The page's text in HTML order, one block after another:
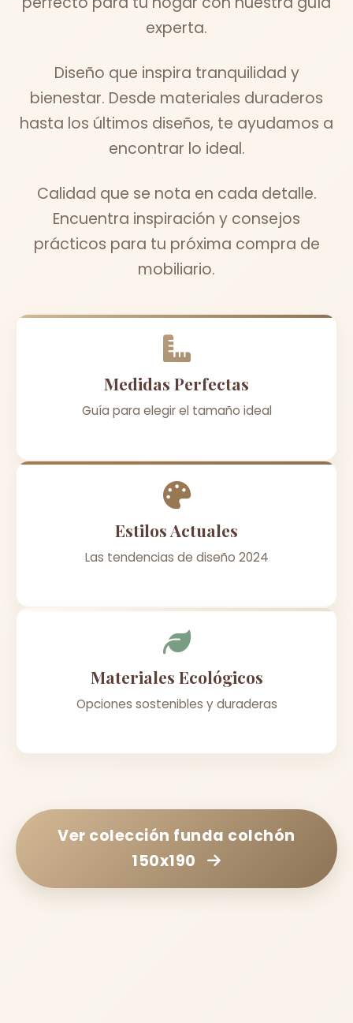
experta.
Diseño que inspira tranquilidad y
bienestar. Desde materiales duraderos
hasta los últimos diseños, te ayudamos a
encontrar lo ideal.
Calidad que se nota en cada detalle.
Encuentra inspiración y consejos
prácticos para tu próxima compra de
mobiliario.
Medidas Perfectas
Guía para elegir el tamaño ideal
Estilos Actuales
Las tendencias de diseño 2024
Materiales Ecológicos
Opciones sostenibles y duraderas
Ver colección funda colchón
150x190